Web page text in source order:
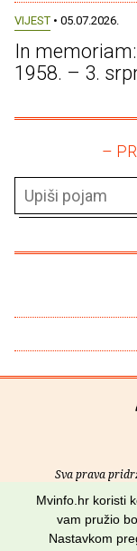
VIJEST • 05.07.2026.
In
1958. – 3.
–
Sva prava
Mvinfo.hr koristi
vam pružio
Nastavkom